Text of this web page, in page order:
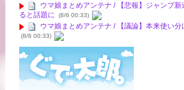
ウマ娘まとめアンテナ / 【悲報】ジャンプ
ると話題に
(8/6 00:33)
ウマ娘まとめアンテナ / 【議論】本来使い分
(8/6 00:33)